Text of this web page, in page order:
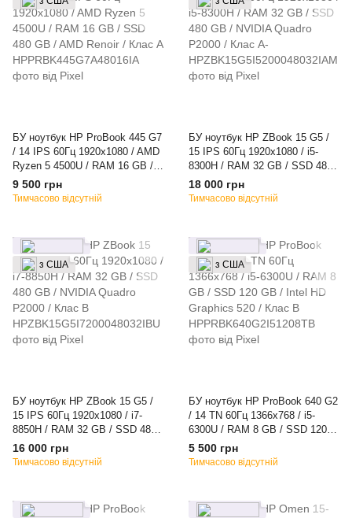
БУ ноутбук HP ProBook 445 G7
/ 14 IPS 60Гц 1920x1080 / AMD
Ryzen 5 4500U / RAM 16 GB /
SSD 480 GB / AMD Renoir /
Клас A
9 500 грн
Тимчасово відсутній
БУ ноутбук HP ZBook 15 G5 /
15 IPS 60Гц 1920x1080 / i5-
8300H / RAM 32 GB / SSD 480
GB / NVIDIA Quadro P2000 /
Клас A-
18 000 грн
Тимчасово відсутній
з США
БУ ноутбук HP ZBook 15 G5 /
15 IPS 60Гц 1920x1080 / i7-
8850H / RAM 32 GB / SSD 480
GB / NVIDIA Quadro P2000 /
Клас B
16 000 грн
Тимчасово відсутній
з США
БУ ноутбук HP ProBook 640 G2
/ 14 TN 60Гц 1366x768 / i5-
6300U / RAM 8 GB / SSD 120
GB / Intel HD Graphics 520 /
Клас B
5 500 грн
Тимчасово відсутній